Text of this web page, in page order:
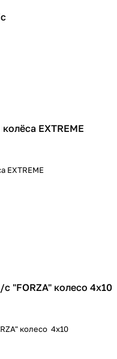
EXTREME
EXTREME
"FORZA" колесо 4х10
колесо 4х10